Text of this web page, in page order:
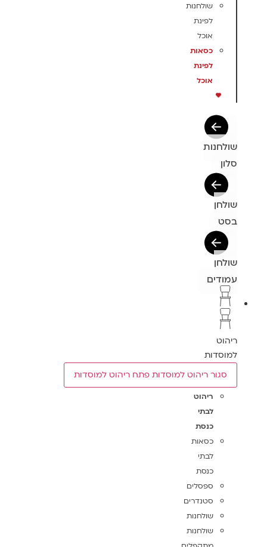
שולחנות
לפינת
אוכל
כסאות
לפינת
אוכל
שולחנות
סלון
שולחן
בסט
שולחן
עמודים
ריהוט
למוסדות
סגור ריהוט למוסדות פתח ריהוט למוסדות
ריהוט
לבתי
כנסת
כסאות
לבתי
כנסת
ספסלים
סטנדרים
שולחנות
שולחנות